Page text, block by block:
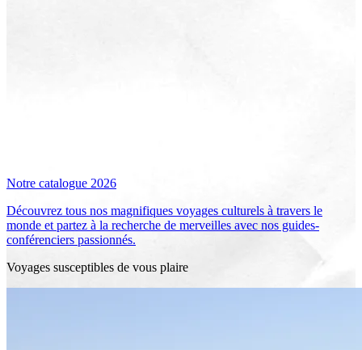
Notre catalogue 2026
Découvrez tous nos magnifiques voyages culturels à travers le
monde et partez à la recherche de merveilles avec nos guides-
conférenciers passionnés.
Voyages susceptibles de vous plaire